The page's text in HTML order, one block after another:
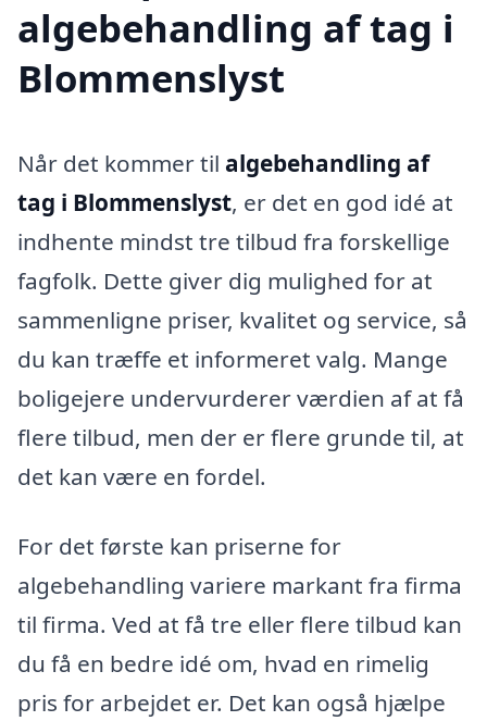
algebehandling af tag i
Blommenslyst
Når det kommer til algebehandling af
tag i Blommenslyst, er det en god idé at
indhente mindst tre tilbud fra forskellige
fagfolk. Dette giver dig mulighed for at
sammenligne priser, kvalitet og service, så
du kan træffe et informeret valg. Mange
boligejere undervurderer værdien af at få
flere tilbud, men der er flere grunde til, at
det kan være en fordel.
For det første kan priserne for
algebehandling variere markant fra firma
til firma. Ved at få tre eller flere tilbud kan
du få en bedre idé om, hvad en rimelig
pris for arbejdet er. Det kan også hjælpe